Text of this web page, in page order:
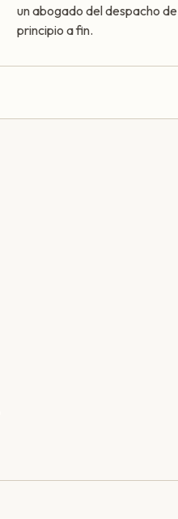
un abogado del despacho de
principio a fin.